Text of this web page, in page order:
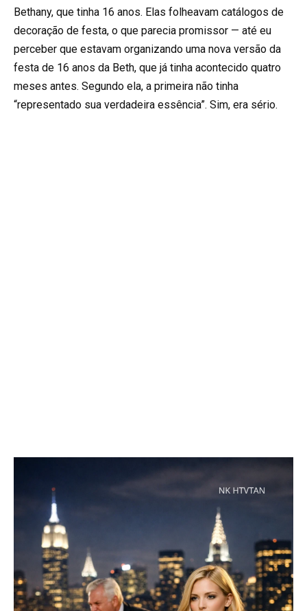
Bethany, que tinha 16 anos. Elas folheavam catálogos de
decoração de festa, o que parecia promissor — até eu
perceber que estavam organizando uma nova versão da
festa de 16 anos da Beth, que já tinha acontecido quatro
meses antes. Segundo ela, a primeira não tinha
“representado sua verdadeira essência”. Sim, era sério.